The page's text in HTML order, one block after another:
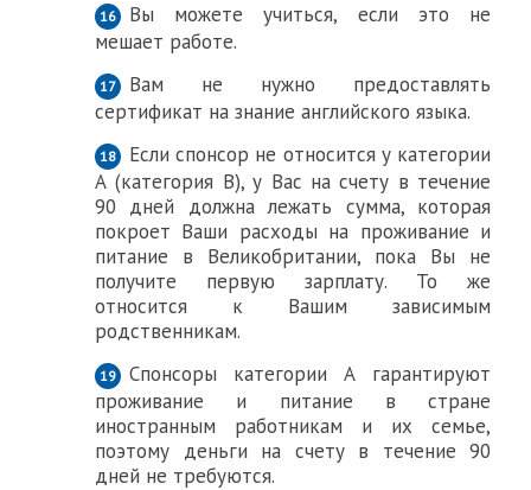
Вы можете учиться, если это не
мешает работе.
Вам не нужно предоставлять
сертификат на знание английского языка.
Если спонсор не относится у категории
А (категория В), у Вас на счету в течение
90 дней должна лежать сумма, которая
покроет Ваши расходы на проживание и
питание в Великобритании, пока Вы не
получите первую зарплату. То же
относится к Вашим зависимым
родственникам.
Спонсоры категории А гарантируют
проживание и питание в стране
иностранным работникам и их семье,
поэтому деньги на счету в течение 90
дней не требуются.